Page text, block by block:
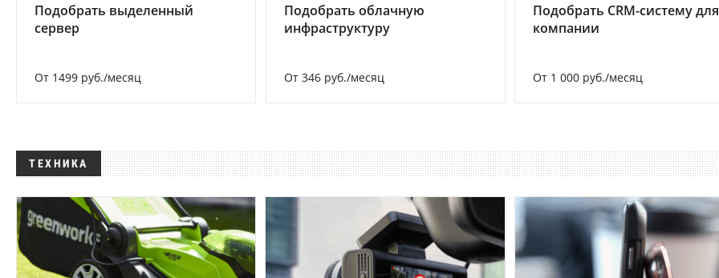
Подобрать выделенный
сервер
От 1499 руб./месяц
Подобрать облачную
инфраструктуру
От 346 руб./месяц
Подобрать CRM-систему для
компании
От 1 000 руб./месяц
ТЕХНИКА